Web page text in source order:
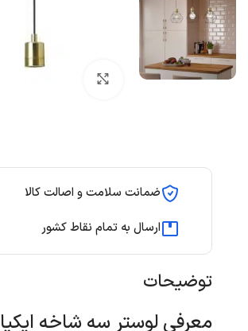
ضمانت سلامت و اصالت کالا
ارسال به تمام نقاط کشور
توضیحات
معرفی لوستر سه شاخه ایکیا SKAFTET برنجی